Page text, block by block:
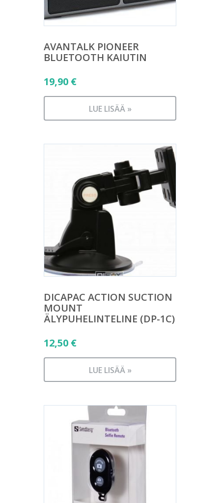
AVANTALK PIONEER
BLUETOOTH KAIUTIN
19,90 €
LUE LISÄÄ »
DICAPAC ACTION SUCTION
MOUNT
ÄLYPUHELINTELINE (DP-1C)
12,50 €
LUE LISÄÄ »